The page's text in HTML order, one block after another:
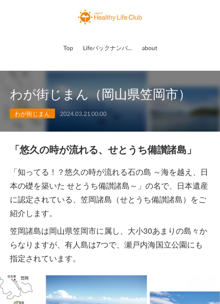
Top Lifeバックナンバー about
わが街じまん（岡山県笠岡市）
わが街じまん 2024.03.21 00:00
「悠久の時が流れる、せとうち備讃諸島」
「知ってる！？悠久の時が流れる石の島 ～海を越え、日
本の礎を築いた せとうち備讃諸島～」の名で、日本遺産
に認定されている、笠岡諸島（せとうち備讃諸島）をご
紹介します。
笠岡諸島は岡山県笠岡市に属し、大小30あまりの島々か
らなりますが、有人島は7つで、瀬戸内海国立公園にも
指定されています。